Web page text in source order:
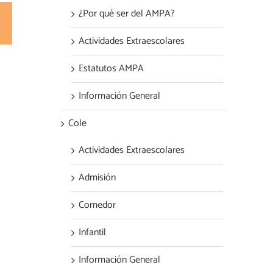
Correo
¿Por qué ser del AMPA?
Actividades Extraescolares
Estatutos AMPA
Información General
Cole
Actividades Extraescolares
Admisión
Comedor
Infantil
Información General